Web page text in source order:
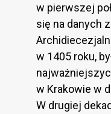
w pierwszej
się na danych
w 1405 roku,
w Krakowie w
W drugiej